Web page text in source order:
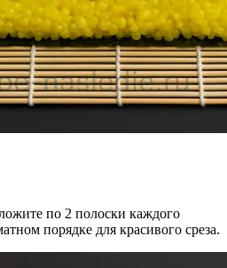
по 2 полоски каждого
порядке для красивого среза.